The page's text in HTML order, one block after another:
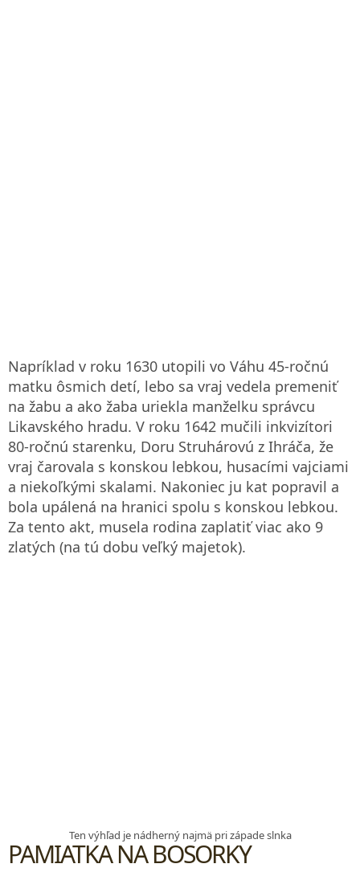
Napríklad v roku 1630 utopili vo Váhu 45-ročnú
matku ôsmich detí, lebo sa vraj vedela premeniť
na žabu a ako žaba uriekla manželku správcu
Likavského hradu. V roku 1642 mučili inkvizítori
80-ročnú starenku, Doru Struhárovú z Ihráča, že
vraj čarovala s konskou lebkou, husacími vajciami
a niekoľkými skalami. Nakoniec ju kat popravil a
bola upálená na hranici spolu s konskou lebkou.
Za tento akt, musela rodina zaplatiť viac ako 9
zlatých (na tú dobu veľký majetok).
Ten výhľad je nádherný najmä pri západe slnka
PAMIATKA NA BOSORKY